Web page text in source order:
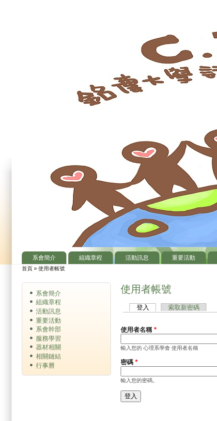
主選單
系會簡介 組織章程 活動訊息 重要活動
您在這裡
首頁 » 使用者帳號
使用者帳號
主要索引標籤
登入 (作用中頁籤)索取新密碼
使用者名稱 *
輸入您的 心理系學會 使用者名稱
密碼 *
輸入您的密碼。
系會簡介
組織章程
活動訊息
重要活動
系會幹部
服務學習
器材相關
相關鏈結
行事曆